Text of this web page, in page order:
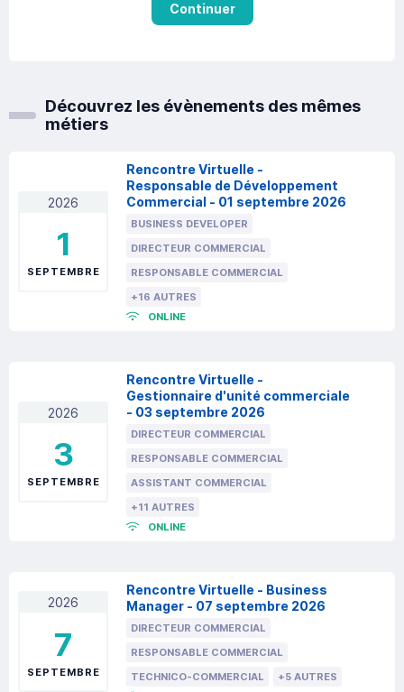
Continuer
Découvrez les évènements des mêmes
métiers
2026
1
SEPTEMBRE
Rencontre Virtuelle -
Responsable de Développement
Commercial - 01 septembre 2026
BUSINESS DEVELOPER
DIRECTEUR COMMERCIAL
RESPONSABLE COMMERCIAL
+16 AUTRES
ONLINE
2026
3
SEPTEMBRE
Rencontre Virtuelle -
Gestionnaire d'unité commerciale
- 03 septembre 2026
DIRECTEUR COMMERCIAL
RESPONSABLE COMMERCIAL
ASSISTANT COMMERCIAL
+11 AUTRES
ONLINE
2026
7
SEPTEMBRE
Rencontre Virtuelle - Business
Manager - 07 septembre 2026
DIRECTEUR COMMERCIAL
RESPONSABLE COMMERCIAL
TECHNICO-COMMERCIAL
+5 AUTRES